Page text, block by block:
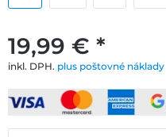
19,99 € *
inkl. DPH. plus poštovné náklady